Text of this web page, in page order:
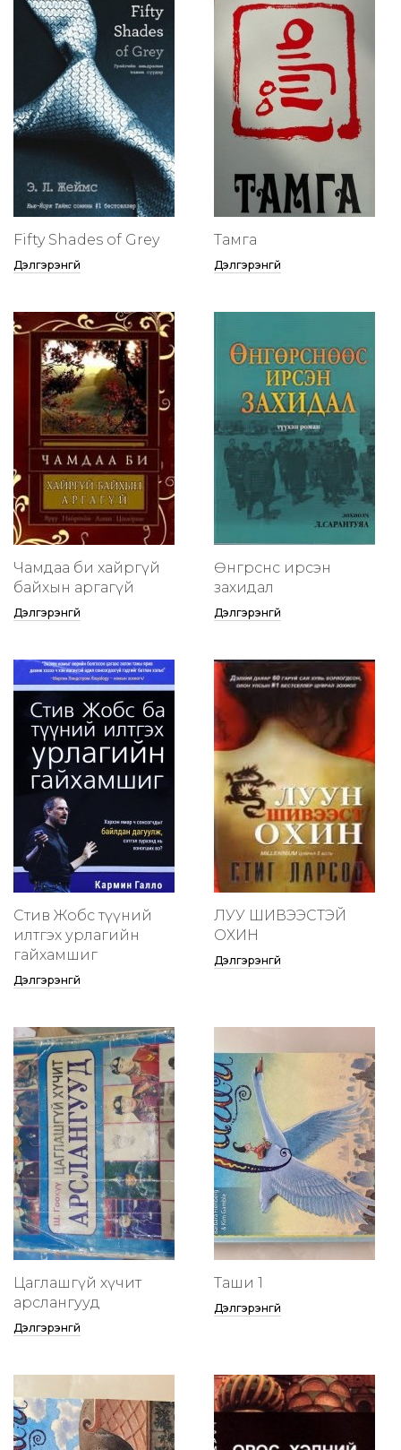
Fifty Shades of Grey
Дэлгэрэнгүй
Тамга
Дэлгэрэнгүй
Чамдаа би хайргүй
байхын аргагүй
Дэлгэрэнгүй
Өнгөрснөөс ирсэн
захидал
Дэлгэрэнгүй
Стив Жобс түүний
илтгэх урлагийн
гайхамшиг
Дэлгэрэнгүй
ЛУУ ШИВЭЭСТЭЙ
ОХИН
Дэлгэрэнгүй
Цаглашгүй хүчит
арслангууд
Дэлгэрэнгүй
Таши 1
Дэлгэрэнгүй